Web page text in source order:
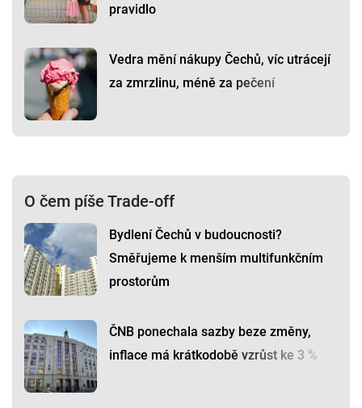
pravidlo
Vedra mění nákupy Čechů, víc utrácejí
za zmrzlinu, méně za pečení
O čem píše Trade-off
Bydlení Čechů v budoucnosti?
Směřujeme k menším multifunkčním
prostorům
ČNB ponechala sazby beze změny,
inflace má krátkodobě vzrůst ke 3 %